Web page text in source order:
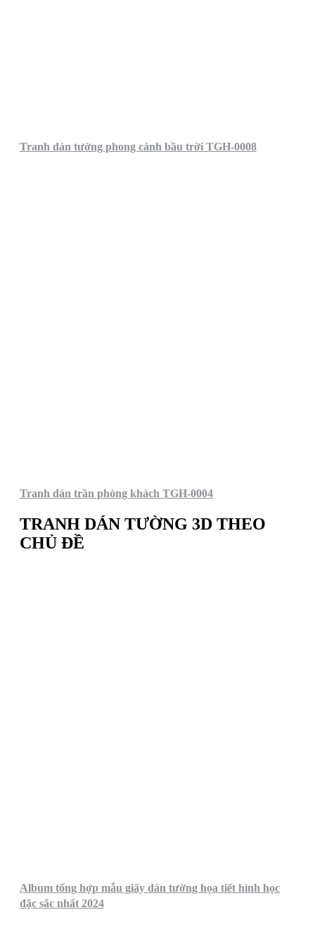
Tranh dán tường phong cảnh bầu trời TGH-0008
Tranh dán trần phòng khách TGH-0004
TRANH DÁN TƯỜNG 3D THEO
CHỦ ĐỀ
Album tổng hợp mẫu giấy dán tường họa tiết hình học
đặc sắc nhất 2024